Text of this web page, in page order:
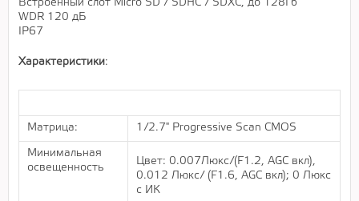
Встроенный слот Micro SD / SDHC / SDXC, до 128Гб
WDR 120 дБ
IP67
Характеристики:
Матрица: 1/2.7" Progressive Scan CMOS
Минимальная
освещенность
Цвет: 0.007Люкс/(F1.2, AGC вкл),
0.012 Люкс/ (F1.6, AGC вкл); 0 Люкс
с ИК